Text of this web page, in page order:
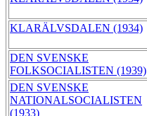
KLARÄLVSDALEN (1934)
DEN SVENSKE
FOLKSOCIALISTEN (1939)
DEN SVENSKE
NATIONALSOCIALISTEN
(1933)